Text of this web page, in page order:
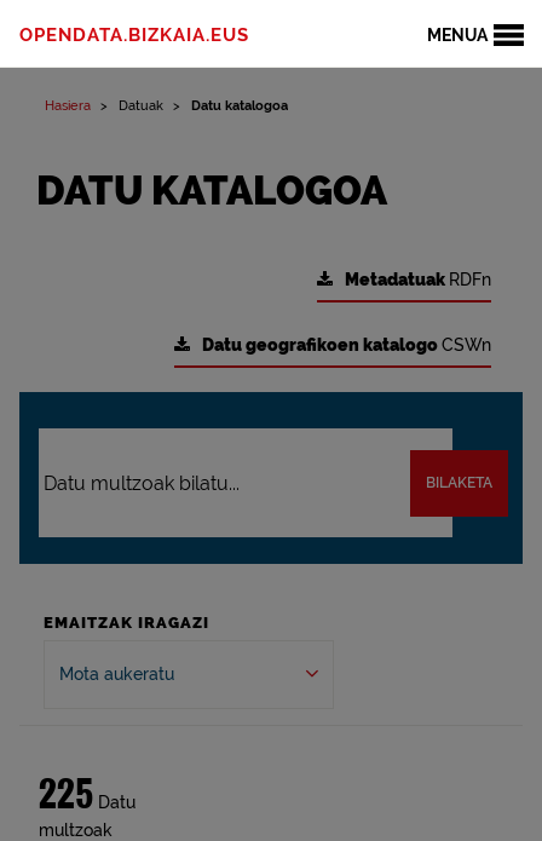
MENUA
OPENDATA.BIZKAIA.EUS
Hasiera Datuak Datu katalogoa
DATU KATALOGOA
Metadatuak RDFn
Datu geografikoen katalogoCSWn
BILAKETA
EMAITZAK IRAGAZI
Mota aukeratu
225 Datu
multzoak